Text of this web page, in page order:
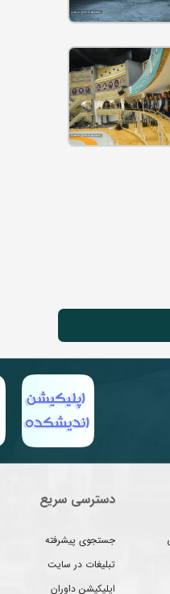
دسترسی سریع
جستجوی پیشرفته
تبلیغات در سایت
اپلیکیشن داوران